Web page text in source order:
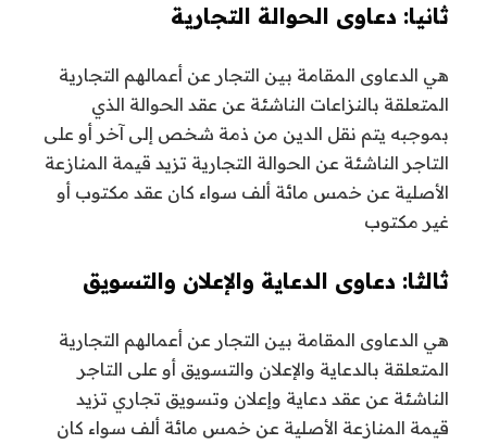
ثانيا: دعاوى الحوالة التجارية
هي الدعاوى المقامة بين التجار عن أعمالهم التجارية
المتعلقة بالنزاعات الناشئة عن عقد الحوالة الذي
بموجبه يتم نقل الدين من ذمة شخص إلى آخر أو على
التاجر الناشئة عن الحوالة التجارية تزيد قيمة المنازعة
الأصلية عن خمس مائة ألف سواء كان عقد مكتوب أو
غير مكتوب
ثالثا: دعاوى الدعاية والإعلان والتسويق
هي الدعاوى المقامة بين التجار عن أعمالهم التجارية
المتعلقة بالدعاية والإعلان والتسويق أو على التاجر
الناشئة عن عقد دعاية وإعلان وتسويق تجاري تزيد
قيمة المنازعة الأصلية عن خمس مائة ألف سواء كان